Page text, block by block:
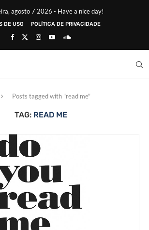
agosto 7 2026 - Have a nice day!
DE USO POLÍTICA DE PRIVACIDADE
Posts tagged with "read me"
TAG: READ ME